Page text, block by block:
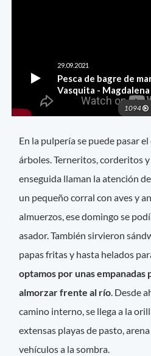
En la pulpería se puede pasar
árboles. Terneritos, corderitos
enseguida llaman la atención
un pequeño corral con aves y
almuerzos, ese domingo se
asador. También sirvieron
papas fritas y hasta helados
optamos por unas empanadas
almorzar frente al río. Desde
camino interno, se llega a la
extensas playas de pasto,
vehículos a la sombra.